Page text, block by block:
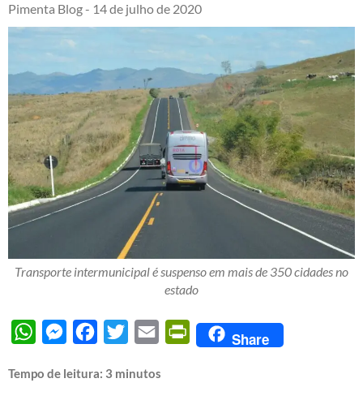
Pimenta Blog - 14 de julho de 2020
Transporte intermunicipal é suspenso em mais de 350 cidades no
estado
WhatsAppMessengerFacebook
Twitter Email PrintFriendly
Share
Tempo de leitura: 3 minutos